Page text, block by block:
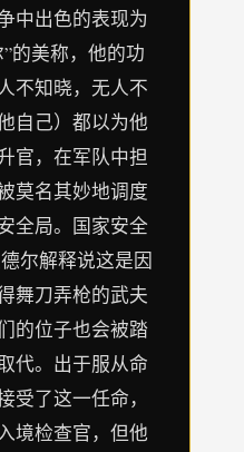
中出色的表现为
的美称，他的功
不知晓，无人不
自己）都以为他
官，在军队中担
莫名其妙地调度
全局。国家安全
尔解释说这是因
舞刀弄枪的武夫
的位子也会被踏
代。出于服从命
受了这一任命，
境检查官，但他